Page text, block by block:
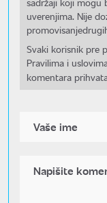
uverenjima. Nije
Svaki korisnik pre
Pravilima i
komentara